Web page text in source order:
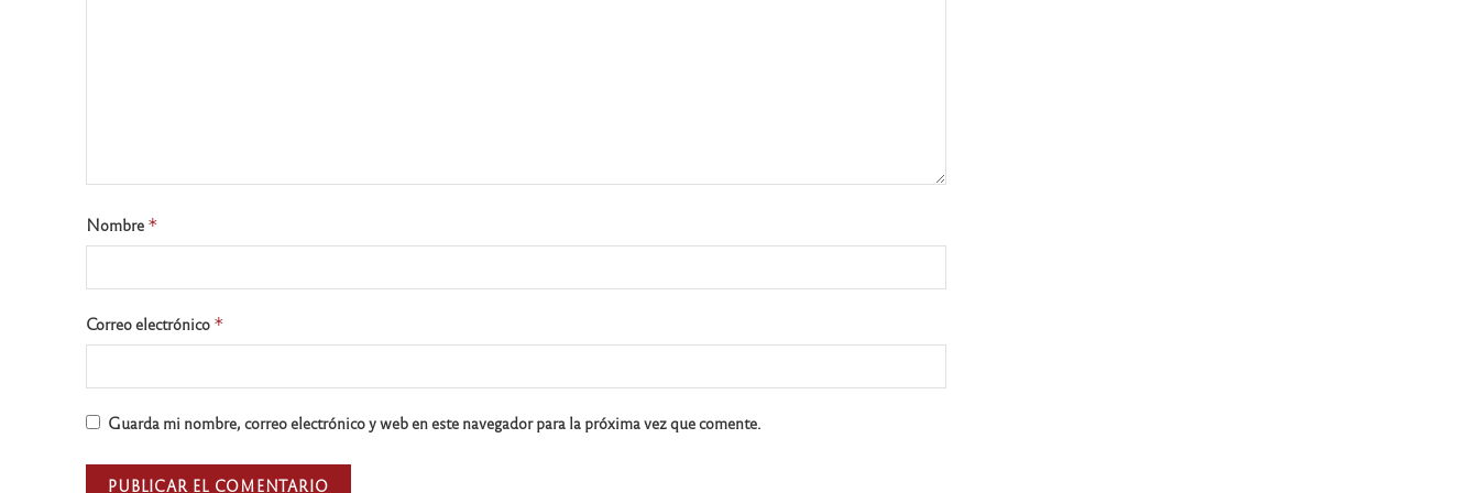
Nombre *
Correo electrónico *
Guarda mi nombre, correo electrónico y web en este navegador para la próxima vez que comente.